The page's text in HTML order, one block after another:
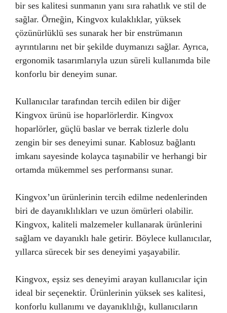
bir ses kalitesi sunmanın yanı sıra rahatlık ve stil de
sağlar. Örneğin, Kingvox kulaklıklar, yüksek
çözünürlüklü ses sunarak her bir enstrümanın
ayrıntılarını net bir şekilde duymanızı sağlar. Ayrıca,
ergonomik tasarımlarıyla uzun süreli kullanımda bile
konforlu bir deneyim sunar.
Kullanıcılar tarafından tercih edilen bir diğer
Kingvox ürünü ise hoparlörlerdir. Kingvox
hoparlörler, güçlü baslar ve berrak tizlerle dolu
zengin bir ses deneyimi sunar. Kablosuz bağlantı
imkanı sayesinde kolayca taşınabilir ve herhangi bir
ortamda mükemmel ses performansı sunar.
Kingvox’un ürünlerinin tercih edilme nedenlerinden
biri de dayanıklılıkları ve uzun ömürleri olabilir.
Kingvox, kaliteli malzemeler kullanarak ürünlerini
sağlam ve dayanıklı hale getirir. Böylece kullanıcılar,
yıllarca sürecek bir ses deneyimi yaşayabilir.
Kingvox, eşsiz ses deneyimi arayan kullanıcılar için
ideal bir seçenektir. Ürünlerinin yüksek ses kalitesi,
konforlu kullanımı ve dayanıklılığı, kullanıcıların